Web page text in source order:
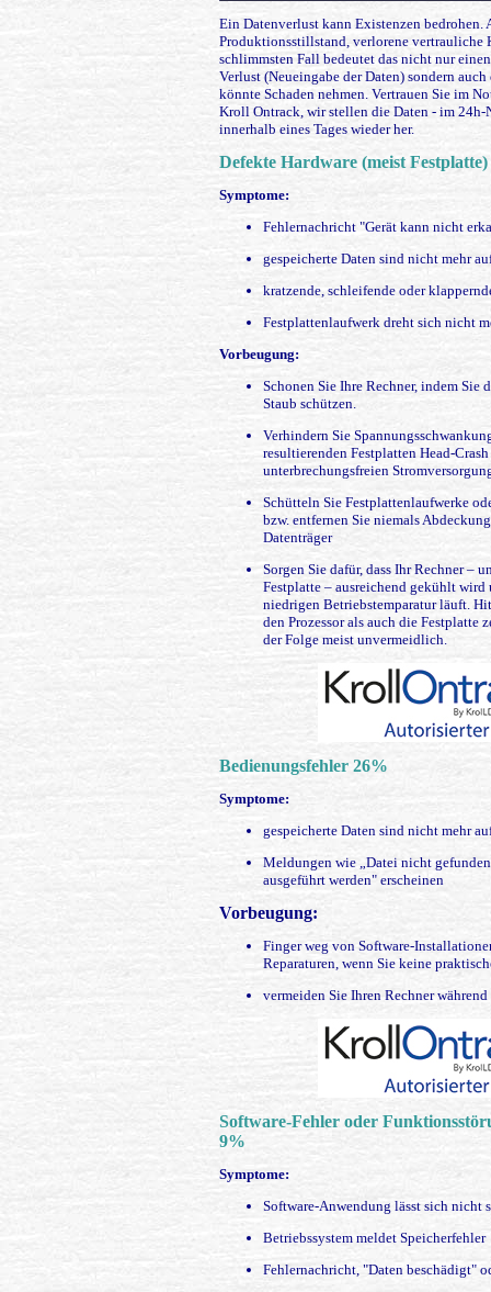
Ein Datenverlust kann Existenzen bedrohen.
Produktionsstillstand, verlorene vertrauliche
schlimmsten Fall bedeutet das nicht nur
Verlust (Neueingabe der Daten) sondern
könnte Schaden nehmen. Vertrauen Sie im
Kroll Ontrack, wir stellen die Daten - im 24h-
innerhalb eines Tages wieder her.
Defekte Hardware (meist
Symptome:
Fehlernachricht "Gerät kann nicht
gespeicherte Daten sind nicht mehr
kratzende, schleifende oder
Festplattenlaufwerk dreht sich nicht
Vorbeugung:
Schonen Sie Ihre Rechner, indem Sie
Staub schützen.
Verhindern Sie
resultierenden Festplatten Head-
unterbrechungsfreien
Schütteln Sie Festplattenlaufwerke
bzw. entfernen Sie niemals
Datenträger
Sorgen Sie dafür, dass Ihr Rechner –
Festplatte – ausreichend gekühlt
niedrigen Betriebstemparatur läuft.
den Prozessor als auch die Festplatte
der Folge meist unvermeidlich.
Bedienungsfehler 26%
Symptome:
gespeicherte Daten sind nicht mehr
Meldungen wie „Datei nicht
ausgeführt werden" erscheinen
Vorbeugung:
Finger weg von Software-
Reparaturen, wenn Sie keine
vermeiden Sie Ihren Rechner
Software-Fehler oder
9%
Symptome:
Software-Anwendung lässt sich nicht
Betriebssystem meldet Speicherfehler
Fehlernachricht, "Daten beschädigt"